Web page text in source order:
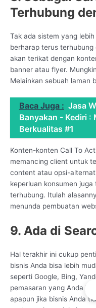
Terhubung
Tak ada sistem yang
berharap terus terhubung
akan terikat dengan
banner atau flyer.
Melainkan sebuah laman
Baca Juga : Jasa
Banyakan - Kediri :
Berkualitas #1
Konten-konten Call To
memancing client untuk
content atau opsi-
keperluan konsumen
terhubung. Itulah
menunda pembuatan
9. Ada di
Hal terakhir ini cukup
bisnis Anda bisa lebih
seperti Google, Bing,
pemasaran yang Anda
apapun jika bisnis Anda